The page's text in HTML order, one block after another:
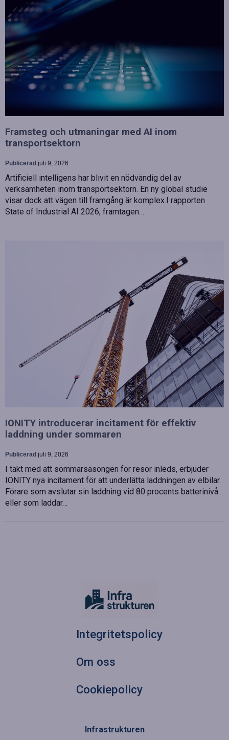
Framsteg och utmaningar med AI inom
transportsektorn
Publicerad juli 9, 2026
Artificiell intelligens har blivit en nödvändig del av
verksamheten inom transportsektorn. En ny global studie
visar dock att vägen till framgång är komplex.I rapporten
State of Industrial AI 2026, framtagen…
IONITY introducerar incitament för effektiv
laddning under sommaren
Publicerad juli 9, 2026
I takt med att sommarsäsongen för resor inleds, erbjuder
IONITY nya incitament för att underlätta laddningen av elbilar.
Förare som avslutar sin laddning vid 80 procents batterinivå
eller som laddar…
Integritetspolicy
Om oss
Cookiepolicy
Infrastrukturen